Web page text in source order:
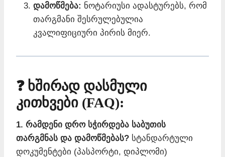
დამოწმება: ნოტარიუსი ადასტურებს, რომ
თარგმანი შესრულებულია
კვალიფიციური პირის მიერ.
❓ ხშირად დასმული
კითხვები (FAQ):
1. რამდენი დრო სჭირდება საბუთის
თარგმნას და დამოწმებას? სტანდარტული
დოკუმენტები (პასპორტი, დიპლომი)